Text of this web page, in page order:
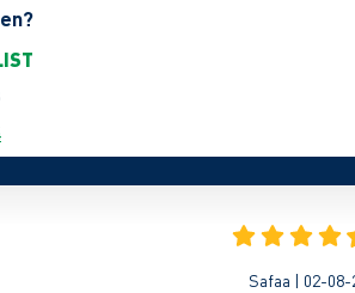
Safaa | 02-08-